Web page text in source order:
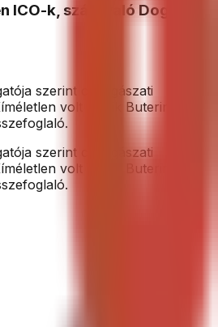
ICO-k, szárnyaló Doge
szerint csillagászati
volt Vilalik Buterin a
szerint csillagászati
volt Vilalik Buterin a